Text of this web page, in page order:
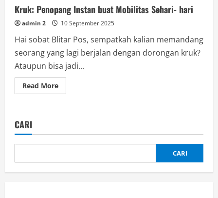
Kruk: Penopang Instan buat Mobilitas Sehari- hari
admin 2 10 September 2025
Hai sobat Blitar Pos, sempatkah kalian memandang
seorang yang lagi berjalan dengan dorongan kruk?
Ataupun bisa jadi...
Read MoreRead
more
Mobilitas
hari
CARI
CARI